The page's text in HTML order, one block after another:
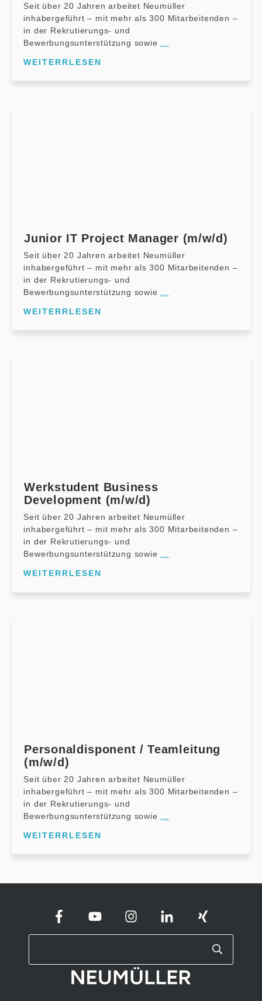
Seit über 20 Jahren arbeitet Neumüller
inhabergeführt – mit mehr als 300 Mitarbeitenden –
in der Rekrutierungs- und
Bewerbungsunterstützung sowie
WEITERRLESEN
Junior IT Project Manager (m/w/d)
Seit über 20 Jahren arbeitet Neumüller
inhabergeführt – mit mehr als 300 Mitarbeitenden –
in der Rekrutierungs- und
Bewerbungsunterstützung sowie
WEITERRLESEN
Werkstudent Business
Development (m/w/d)
Seit über 20 Jahren arbeitet Neumüller
inhabergeführt – mit mehr als 300 Mitarbeitenden –
in der Rekrutierungs- und
Bewerbungsunterstützung sowie
WEITERRLESEN
Personaldisponent / Teamleitung
(m/w/d)
Seit über 20 Jahren arbeitet Neumüller
inhabergeführt – mit mehr als 300 Mitarbeitenden –
in der Rekrutierungs- und
Bewerbungsunterstützung sowie
WEITERRLESEN